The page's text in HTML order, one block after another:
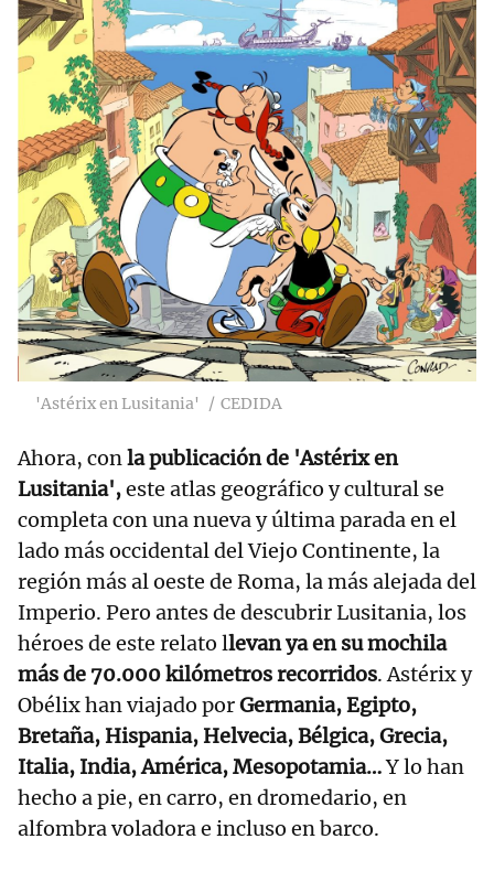
'Astérix en Lusitania' CEDIDA
Ahora, conla publicación de 'Astérix en
Lusitania',este atlas geográfico y cultural se
completa con una nueva y última parada en el
lado más occidental del Viejo Continente, la
región más al oeste de Roma, la más alejada del
Imperio. Pero antes de descubrir Lusitania, los
héroes de este relato llevan ya en su mochila
más de 70.000 kilómetros recorridos. Astérix y
Obélix han viajado porGermania, Egipto,
Bretaña, Hispania, Helvecia, Bélgica, Grecia,
Italia, India, América, Mesopotamia…Y lo han
hecho a pie, en carro, en dromedario, en
alfombra voladora e incluso en barco.